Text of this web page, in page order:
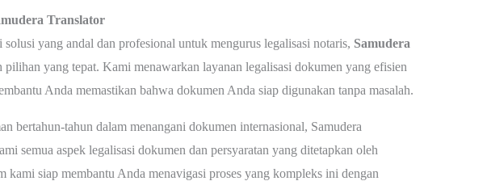
Translator
solusi yang andal dan profesional untuk mengurus legalisasi notaris, Samudera
pilihan yang tepat. Kami menawarkan layanan legalisasi dokumen yang efisien
Anda memastikan bahwa dokumen Anda siap digunakan tanpa masalah.
bertahun-tahun dalam menangani dokumen internasional, Samudera
semua aspek legalisasi dokumen dan persyaratan yang ditetapkan oleh
kami siap membantu Anda menavigasi proses yang kompleks ini dengan